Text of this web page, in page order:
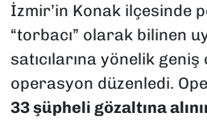
İzmir’in Konak ilçesinde
“torbacı” olarak bilinen
satıcılarına yönelik geniş
operasyon düzenledi.
33 şüpheli gözaltına